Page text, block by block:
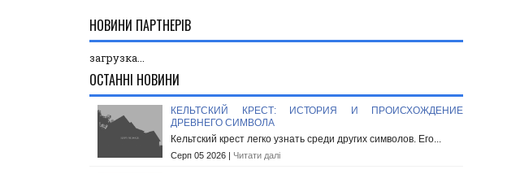
НОВИНИ ПАРТНЕРІВ
загрузка...
ОСТАННІ НОВИНИ
КЕЛЬТСКИЙ КРЕСТ: ИСТОРИЯ И ПРОИСХОЖДЕНИЕ
ДРЕВНЕГО СИМВОЛА
Кельтский крест легко узнать среди других символов. Его...
Серп 05 2026 | Читати далі